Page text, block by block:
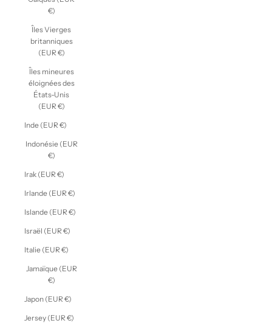
€)
Îles Vierges
britanniques
(EUR €)
Îles mineures
éloignées des
États-Unis
(EUR €)
Inde (EUR €)
Indonésie (EUR
€)
Irak (EUR €)
Irlande (EUR €)
Islande (EUR €)
Israël (EUR €)
Italie (EUR €)
Jamaïque (EUR
€)
Japon (EUR €)
Jersey (EUR €)